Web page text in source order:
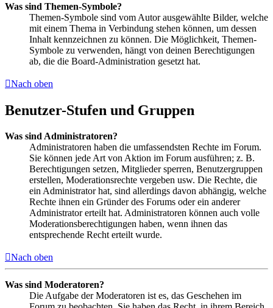
Was sind Themen-Symbole?
Themen-Symbole sind vom Autor ausgewählte Bilder, welche
mit einem Thema in Verbindung stehen können, um dessen
Inhalt kennzeichnen zu können. Die Möglichkeit, Themen-
Symbole zu verwenden, hängt von deinen Berechtigungen
ab, die die Board-Administration gesetzt hat.
Nach oben
Benutzer-Stufen und Gruppen
Was sind Administratoren?
Administratoren haben die umfassendsten Rechte im Forum.
Sie können jede Art von Aktion im Forum ausführen; z. B.
Berechtigungen setzen, Mitglieder sperren, Benutzergruppen
erstellen, Moderationsrechte vergeben usw. Die Rechte, die
ein Administrator hat, sind allerdings davon abhängig, welche
Rechte ihnen ein Gründer des Forums oder ein anderer
Administrator erteilt hat. Administratoren können auch volle
Moderationsberechtigungen haben, wenn ihnen das
entsprechende Recht erteilt wurde.
Nach oben
Was sind Moderatoren?
Die Aufgabe der Moderatoren ist es, das Geschehen im